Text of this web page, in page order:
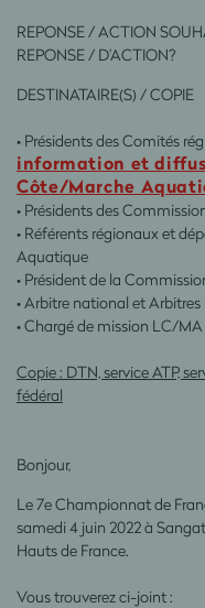
REPONSE / ACTION
REPONSE / D’ACTION?
DESTINATAIRE(S) / COPIE
• Présidents des Comités
information et
Côte/Marche
• Présidents des
• Référents régionaux et
Aquatique
• Président de la
• Arbitre national et
• Chargé de mission LC/MA
Copie : DTN, service ATP,
fédéral
Bonjour,
Le 7e Championnat de
samedi 4 juin 2022 à
Hauts de France.
Vous trouverez ci-joint :